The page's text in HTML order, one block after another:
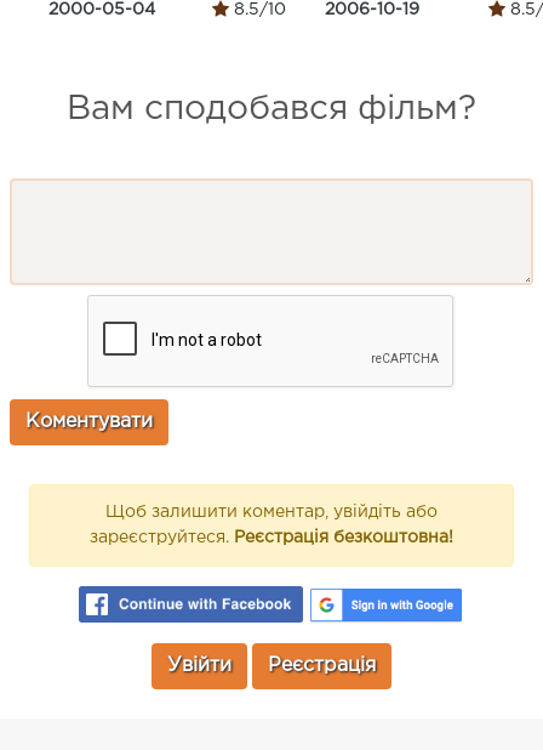
2000-05-04 8.5/10 2006-10-19 8.5/
Вам сподобався фільм?
Щоб залишити коментар, увійдіть або
зареєструйтеся. Реєстрація безкоштовна!
Увійти Реєстрація